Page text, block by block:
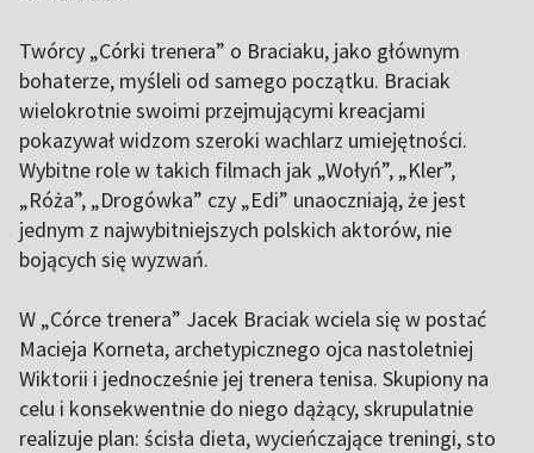
Twórcy „Córki trenera” o Braciaku, jako głównym
bohaterze, myśleli od samego początku. Braciak
wielokrotnie swoimi przejmującymi kreacjami
pokazywał widzom szeroki wachlarz umiejętności.
Wybitne role w takich filmach jak „Wołyń”, „Kler”,
„Róża”, „Drogówka” czy „Edi” unaoczniają, że jest
jednym z najwybitniejszych polskich aktorów, nie
bojących się wyzwań.
W „Córce trenera” Jacek Braciak wciela się w postać
Macieja Korneta, archetypicznego ojca nastoletniej
Wiktorii i jednocześnie jej trenera tenisa. Skupiony na
celu i konsekwentnie do niego dążący, skrupulatnie
realizuje plan: ścisła dieta, wycieńczające treningi, sto